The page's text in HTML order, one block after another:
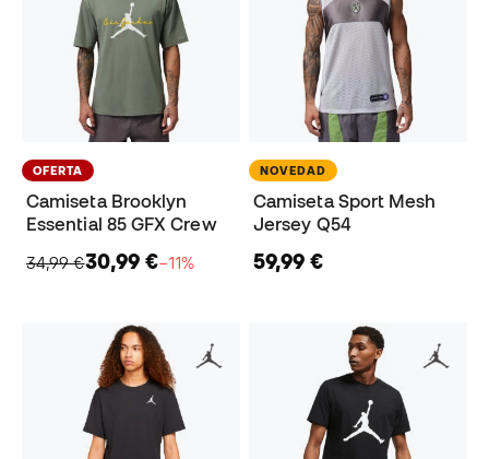
OFERTA
Camiseta Brooklyn
Essential 85 GFX Crew
34,99 €30,99 €−11%
NOVEDAD
Camiseta Sport Mesh
Jersey Q54
59,99 €